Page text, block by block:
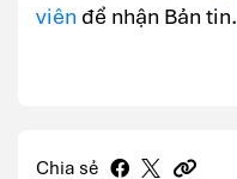
viên để nhận Bản tin.
Chia sẻ